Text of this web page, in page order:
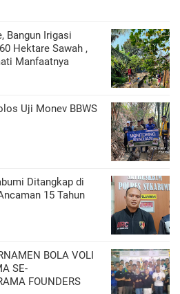
Bangun Irigasi
Hektare Sawah ,
Manfaatnya
Uji Monev BBWS
Ditangkap di
15 Tahun
BOLA VOLI
SE-
FOUNDERS